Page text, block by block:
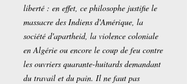
liberté : en effet, ce philosophe justifie le
massacre des Indiens d'Amérique, la
société d'apartheid, la violence coloniale
en Algérie ou encore le coup de feu contre
les ouvriers quarante-huitards demandant
du travail et du pain. Il ne faut pas